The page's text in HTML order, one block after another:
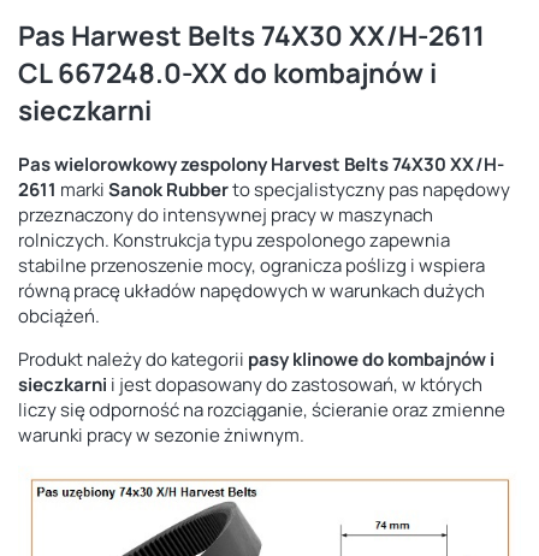
Pas Harwest Belts 74X30 XX/H-2611
CL 667248.0-XX do kombajnów i
sieczkarni
Pas wielorowkowy zespolony Harvest Belts 74X30 XX/H-
2611 markiSanok Rubberto specjalistyczny pas napędowy
przeznaczony do intensywnej pracy w maszynach
rolniczych. Konstrukcja typu zespolonego zapewnia
stabilne przenoszenie mocy, ogranicza poślizg i wspiera
równą pracę układów napędowych w warunkach dużych
obciążeń.
Produkt należy do kategorii pasy klinowe do kombajnów i
sieczkarni i jest dopasowany do zastosowań, w których
liczy się odporność na rozciąganie, ścieranie oraz zmienne
warunki pracy w sezonie żniwnym.